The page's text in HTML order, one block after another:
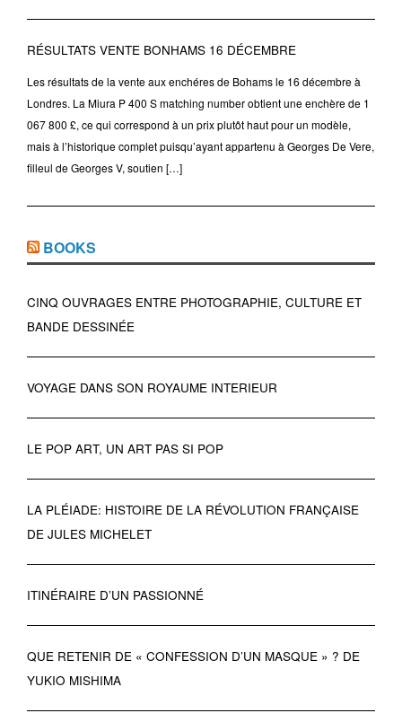
RÉSULTATS VENTE BONHAMS 16 DÉCEMBRE
Les résultats de la vente aux enchéres de Bohams le 16 décembre à
Londres. La Miura P 400 S matching number obtient une enchère de 1
067 800 £, ce qui correspond à un prix plutôt haut pour un modèle,
mais à l’historique complet puisqu’ayant appartenu à Georges De Vere,
filleul de Georges V, soutien […]
BOOKS
CINQ OUVRAGES ENTRE PHOTOGRAPHIE, CULTURE ET
BANDE DESSINÉE
VOYAGE DANS SON ROYAUME INTERIEUR
LE POP ART, UN ART PAS SI POP
LA PLÉIADE: HISTOIRE DE LA RÉVOLUTION FRANÇAISE
DE JULES MICHELET
ITINÉRAIRE D’UN PASSIONNÉ
QUE RETENIR DE « CONFESSION D’UN MASQUE » ? DE
YUKIO MISHIMA